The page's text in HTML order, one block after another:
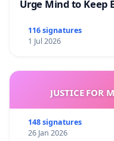
Urge Mind to Keep
116 signatures
1 Jul 2026
JUSTICE FOR
148 signatures
26 Jan 2026